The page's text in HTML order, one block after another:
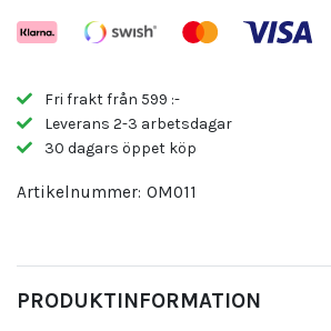
Fri frakt från 599 :-
Leverans 2-3 arbetsdagar
30 dagars öppet köp
Artikelnummer: OM011
PRODUKTINFORMATION